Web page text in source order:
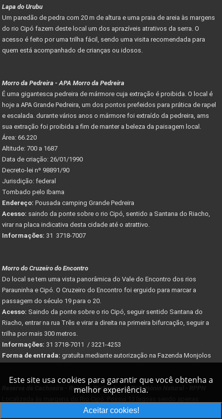
Lapa do Urubu
Um paredão de pedra com 20 m de altura e uma praia de areia às margens
do rio Cipó fazem deste local um dos aprazíveis atrativos da serra. O
acesso é feito por uma trilha fácil, sendo uma visita recomendada para
quem está acompanhado de crianças ou idosos.
Morro da Pedreira - APA Morro da Pedreira
É uma gigantesca pedreira de mármore cuja extração é proibida. O local é
hoje a APA Grande Pedreira, um dos pontos prefeidos para prática de rapel
e escalada. durante vários anos o mármore foi extraído da pedreira, ams
sua extração foi proibida a fim de manter a beleza da paisagem local.
Área: 66.220
Altitude: 700 a 1687
Data de criação: 26/01/1990
Decreto-lei nº 98891/90
Jurisdição: federal
Tombado pelo Ibama
Endereço: Pousada camping Grande Pedreira
Acesso: saindo da ponte sobre o rio Cipó, sentido a Santana do Riacho,
virar na placa indicativa desta cidade até o atrattivo.
Informações: 31 3718-7007
Morro do Cruzeiro do Encontro
Do local se tem uma vista panorâmica do Vale do Encontro dos rios
Parauninha e Cipó. O Cruzeiro do Encontro foi erguido para marcar a
passagem do século 19 para o 20.
Acesso: Saindo da ponte sobre o rio Cipó, seguir sentido Santana do
Riacho, entrar na rua Três e virar a direita na primeira bifurcação, seguir a
trilha por mais 300 metros.
Informações: 31 3718-7011 / 3221-4253
Forma de entrada: gratuíta mediante autorização na Fazenda Monjolos
Reserva da Cachoeira - Reserva Particular do Patrimônio Natural - RPPN
Este site usa cookies para garantir que você obtenha a
melhor experiência.
Aceitar cookies!